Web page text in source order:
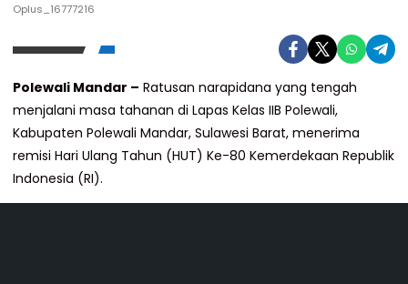
Oplus_16777216
Polewali Mandar – Ratusan narapidana yang tengah
menjalani masa tahanan di Lapas Kelas IIB Polewali,
Kabupaten Polewali Mandar, Sulawesi Barat, menerima
remisi Hari Ulang Tahun (HUT) Ke-80 Kemerdekaan Republik
Indonesia (RI).